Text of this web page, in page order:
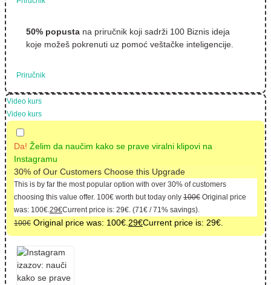
50% popusta na priručnik koji sadrži 100 Biznis ideja
koje možeš pokrenuti uz pomoć veštačke inteligencije.
Priručnik
Video kurs
Video kurs
Da! Želim da naučim kako se prave viralni klipovi na
Instagramu
30% of Our Customers Choose this Upgrade
This is by far the most popular option with over 30% of customers
choosing this value offer. 100€ worth but today only 100€ Original price
was: 100€.29€Current price is: 29€. (71€ / 71% savings).
100€ Original price was: 100€.29€Current price is: 29€.